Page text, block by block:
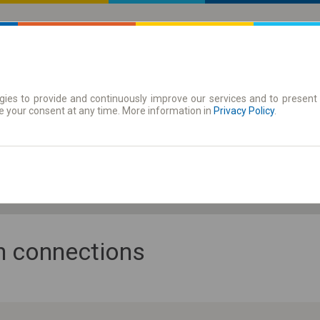
| Tickets Season tickets
connections
to provide and continuously improve our services and to
your consent at any time. More information in Privacy Policy.